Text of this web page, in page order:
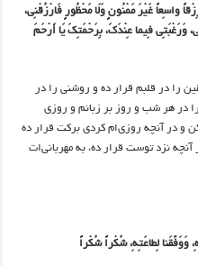
واسِعاً غَیْرَ مَمْنُونٍ وَلَا مَحْظُورٍ فَارْزُقْنِی،
وَرَغْبَتِی فِیما عِنْدَکَ، بِرَحْمَتِکَ یَا أَرْحَمَ
را در قلبم قرار ده و روشنی را در
در هر شب و روز بر زبانم و روزی
و در آنچه روزی‌ام کردی برکت قرار ده
نزد توست قرار ده، به مهربانی‌ات
وَوَفَّقَنا لِطاعَتِهِ، شُکْراً شُکْراً